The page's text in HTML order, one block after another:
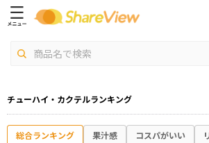
チューハイ・カクテルランキング
総合ランキング 果汁感 コスパがいい